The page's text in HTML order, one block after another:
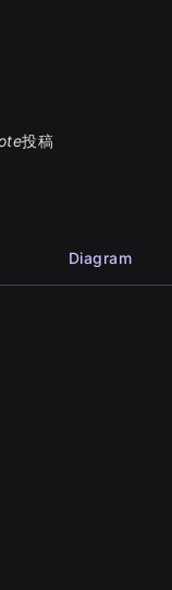
投稿
Diagram